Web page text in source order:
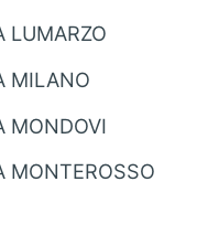
LUMARZO
MILANO
MONDOVI
MONTEROSSO